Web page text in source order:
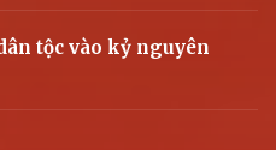
tộc vào kỷ nguyên